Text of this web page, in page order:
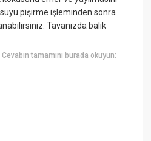
suyu pişirme işleminden sonra
Tavanızda balık
Cevabın tamamını burada okuyun: